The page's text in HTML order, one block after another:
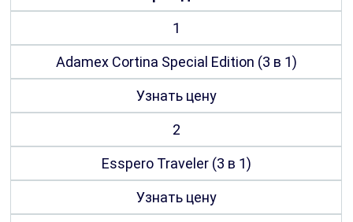
1
Adamex Cortina Special Edition (3 в 1)
Узнать цену
2
Esspero Traveler (3 в 1)
Узнать цену